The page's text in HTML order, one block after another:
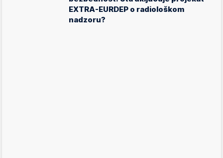
EXTRA-EURDEP o radiološkom
nadzoru?